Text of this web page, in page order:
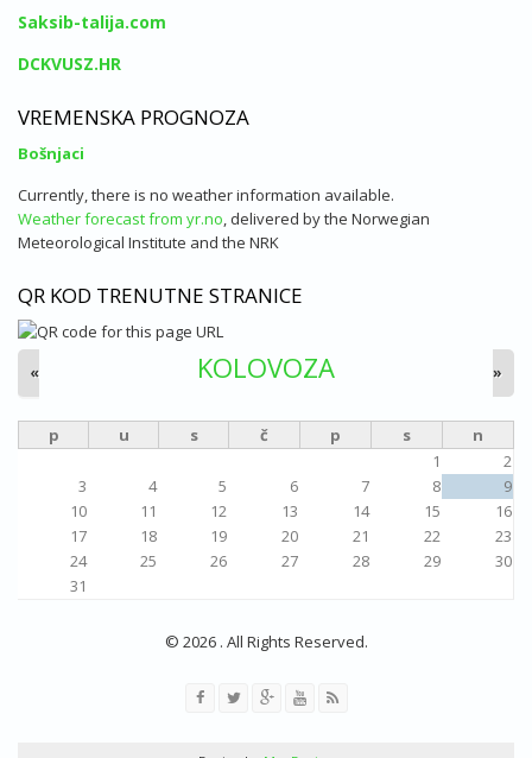
Saksib-talija.com
DCKVUSZ.HR
VREMENSKA PROGNOZA
Bošnjaci
Currently, there is no weather information available.
Weather forecast from yr.no, delivered by the Norwegian
Meteorological Institute and the NRK
QR KOD TRENUTNE STRANICE
KOLOVOZA
« »
p u s č p s
n
1
2
3
4 5 6 7 8
9
10
11 12 13 14 15
16
17
18 19 20 21 22
23
24
25 26 27 28 29
30
31
© 2026 . All Rights Reserved.